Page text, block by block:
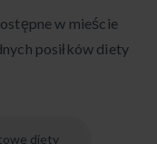
w mieście
posiłków diety
diety